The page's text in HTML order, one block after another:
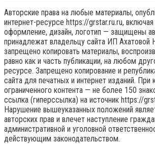
Авторские права на любые материалы,
интернет-ресурсе https://grstar.ru.ru, включая
оформление, дизайн, логотип — защищены
принадлежат владельцу сайта ИП Ахатовой
запрещено копировать материалы,
равно как и часть публикации, на любом
ресурсе. Запрещено копирование и
сайта для печатных и интернет изданий. При
ограниченного контента — не более 150
ссылка (гиперссылка) на источник https://
Нарушение вышеуказанных положений
авторских прав и влечет наступление
административной и уголовной
действующим законодательством.